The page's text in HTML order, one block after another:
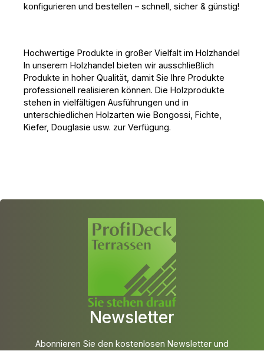
konfigurieren und bestellen – schnell, sicher & günstig!
Hochwertige Produkte in großer Vielfalt im Holzhandel
In unserem Holzhandel bieten wir ausschließlich
Produkte in hoher Qualität, damit Sie Ihre Produkte
professionell realisieren können. Die Holzprodukte
stehen in vielfältigen Ausführungen und in
unterschiedlichen Holzarten wie Bongossi, Fichte,
Kiefer, Douglasie usw. zur Verfügung.
Newsletter
Abonnieren Sie den kostenlosen Newsletter und